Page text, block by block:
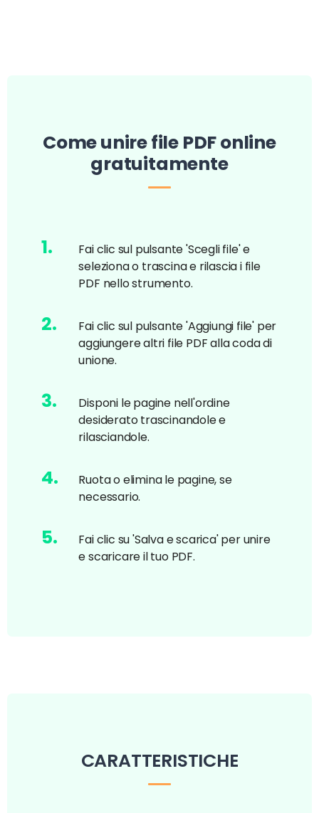
Come unire file PDF online
gratuitamente
1.
Fai clic sul pulsante 'Scegli file' e
seleziona o trascina e rilascia i file
PDF nello strumento.
2.
Fai clic sul pulsante 'Aggiungi file' per
aggiungere altri file PDF alla coda di
unione.
3.
Disponi le pagine nell'ordine
desiderato trascinandole e
rilasciandole.
4.
Ruota o elimina le pagine, se
necessario.
5.
Fai clic su 'Salva e scarica' per unire
e scaricare il tuo PDF.
CARATTERISTICHE